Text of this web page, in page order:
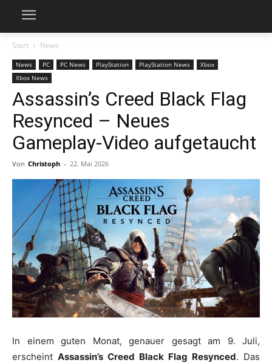
Start News
News PC PC News PlayStation PlayStation News
Xbox
Xbox News
Assassin’s Creed Black Flag
Resynced – Neues
Gameplay-Video aufgetaucht
Von Christoph - 22. Mai 2026
In einem guten Monat, genauer gesagt am 9. Juli,
erscheint Assassin’s Creed Black Flag Resynced. Das